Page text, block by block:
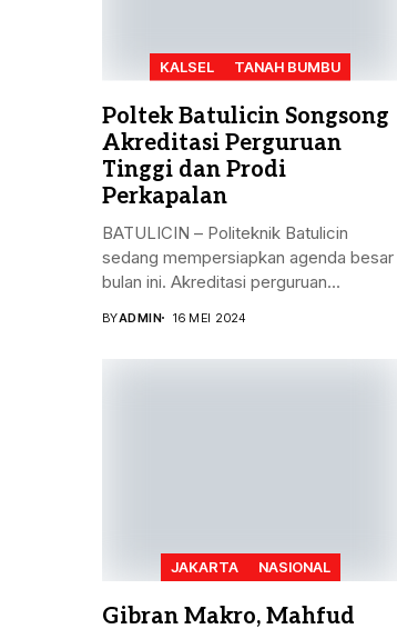
KALSEL TANAH BUMBU
Poltek Batulicin Songsong
Akreditasi Perguruan
Tinggi dan Prodi
Perkapalan
BATULICIN – Politeknik Batulicin
sedang mempersiapkan agenda besar
bulan ini. Akreditasi perguruan...
BYADMIN 16 MEI 2024
JAKARTA NASIONAL
Gibran Makro, Mahfud